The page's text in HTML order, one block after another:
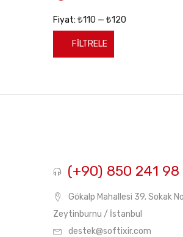
FILTRELE
Fiyat: ₺110 — ₺120
(+90) 850 241 98
Gökalp Mahallesi 39. Sokak
Zeytinburnu / İstanbul
destek@softixir.com